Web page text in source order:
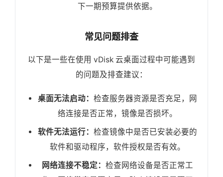
下一期预算提供依据。
常见问题排查
以下是一些在使用 vDisk 云桌面过程中可能遇到
的问题及排查建议：
桌面无法启动： 检查服务器资源是否充足，网
络连接是否正常，镜像是否损坏。
软件无法运行： 检查镜像中是否已安装必要的
软件和驱动程序，软件授权是否有效。
网络连接不稳定： 检查网络设备是否正常工